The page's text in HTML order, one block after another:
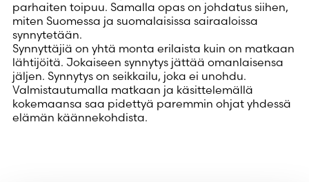
parhaiten toipuu. Samalla opas on johdatus siihen,
miten Suomessa ja suomalaisissa sairaaloissa
synnytetään.
Synnyttäjiä on yhtä monta erilaista kuin on matkaan
lähtijöitä. Jokaiseen synnytys jättää omanlaisensa
jäljen. Synnytys on seikkailu, joka ei unohdu.
Valmistautumalla matkaan ja käsittelemällä
kokemaansa saa pidettyä paremmin ohjat yhdessä
elämän käännekohdista.